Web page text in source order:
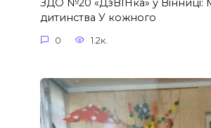
ЗДО №20 «ДзВІНка» у Вінниці:
дитинства У кожного
0 1.2к.